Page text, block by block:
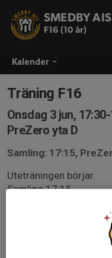
Kalender
SMEDBY AIS
F16 (10 år)
Träning F16
Onsdag 3 jun,
PreZero yta D
Samling: 17:15,
Uteträningen börjar.
Samling 17:15.
Kom ihåg att anmäla